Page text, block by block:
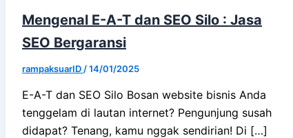
Mengenal E-A-T dan SEO Silo : Jasa
SEO Bergaransi
rampaksuarID /14/01/2025
E-A-T dan SEO Silo Bosan website bisnis Anda
tenggelam di lautan internet? Pengunjung susah
didapat? Tenang, kamu nggak sendirian! Di […]